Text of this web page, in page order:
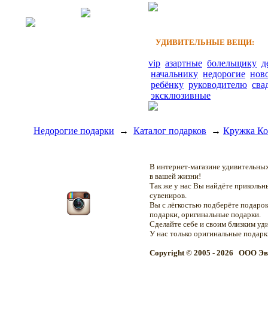
УДИВИТЕЛЬНЫЕ ВЕЩИ:
vip азартные болельщику
начальнику недорогие
ребёнку руководителю
эксклюзивные
Недорогие подарки → Каталог подарков → Кружка
В интернет-магазине
в вашей жизни!
Так же у нас Вы найдёте
сувениров.
Вы с лёгкостью подберёте
подарки, оригинальные подарки.
Сделайте себе и своим близким
У нас только оригинальные
Copyright © 2005 - 2026 OOO